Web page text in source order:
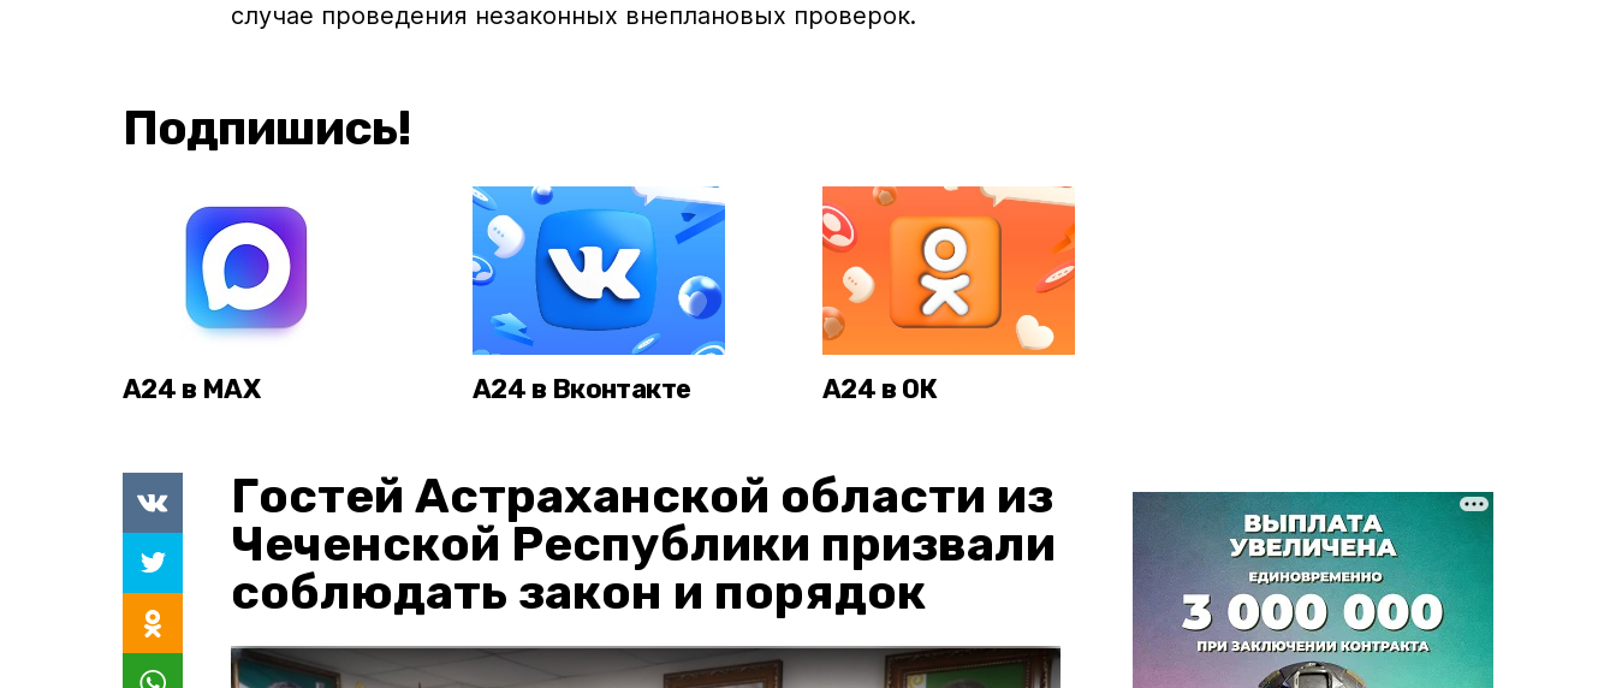
случае проведения незаконных внеплановых проверок.
Подпишись!
А24 в MAX А24 в Вконтакте А24 в ОК
Гостей Астраханской области из
Чеченской Республики призвали
соблюдать закон и порядок